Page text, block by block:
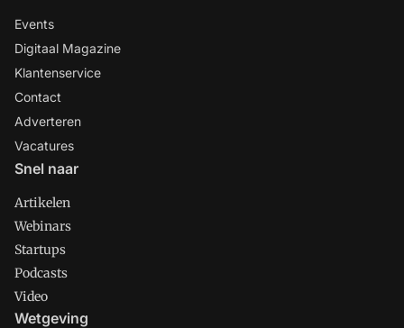
Events
Digitaal Magazine
Klantenservice
Contact
Adverteren
Vacatures
Snel naar
Artikelen
Webinars
Startups
Podcasts
Video
Wetgeving